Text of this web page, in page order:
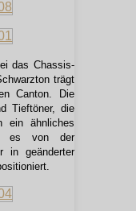
das Chassis-
trägt
Canton. Die
Tieftöner, die
ein ähnliches
es von der
in geänderter